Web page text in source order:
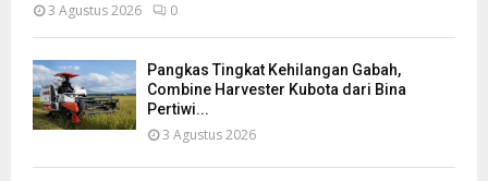
3 Agustus 2026 0
Pangkas Tingkat Kehilangan Gabah,
Combine Harvester Kubota dari Bina
Pertiwi...
3 Agustus 2026